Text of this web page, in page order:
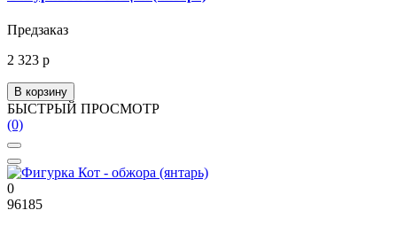
Предзаказ
2 323 р
В корзину
БЫСТРЫЙ ПРОСМОТР
(0)
0
96185